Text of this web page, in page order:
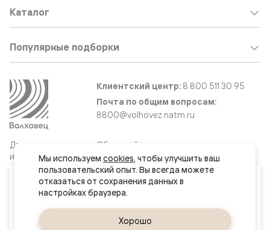
Ваш город
Двери
и интерьерные
решения
Каталог
Популярные подборки
Клиентский центр: 8 800 511 30 95
Почта по общим вопросам:
8800@volhovez.natm.ru
Обратный звонок
Сайт не является публичной офертой
Правовая информация
Мы используем cookies, чтобы улучшить ваш
пользовательский опыт. Вы всегда можете
отказаться от сохранения данных в
Хорошо